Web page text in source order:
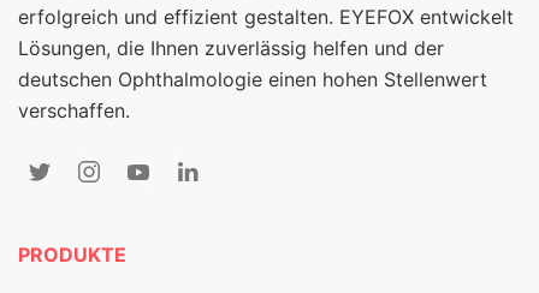
erfolgreich und effizient gestalten. EYEFOX entwickelt
Lösungen, die Ihnen zuverlässig helfen und der
deutschen Ophthalmologie einen hohen Stellenwert
verschaffen.
PRODUKTE